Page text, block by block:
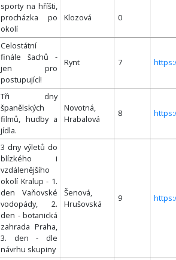
sporty na hříšti,
procházka po
okolí
Klozová 0
Celostátní
finále šachů -
jen pro
postupující!
Rynt 7
Tři dny
španělských
filmů, hudby a
jídla.
Novotná,
Hrabalová
8
3 dny výletů do
blízkého i
vzdálenějšího
okolí Kralup - 1.
den Vaňovské
vodopády, 2.
den - botanická
zahrada Praha,
3. den - dle
návrhu skupiny
Šenová,
Hrušovská
9